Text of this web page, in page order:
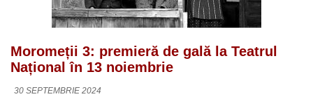
Moromeții 3: premieră de gală la Teatrul
Național în 13 noiembrie
30 SEPTEMBRIE 2024